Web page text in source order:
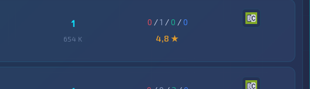
1
654 K
0 /1 / 0 /0
4,8 ★